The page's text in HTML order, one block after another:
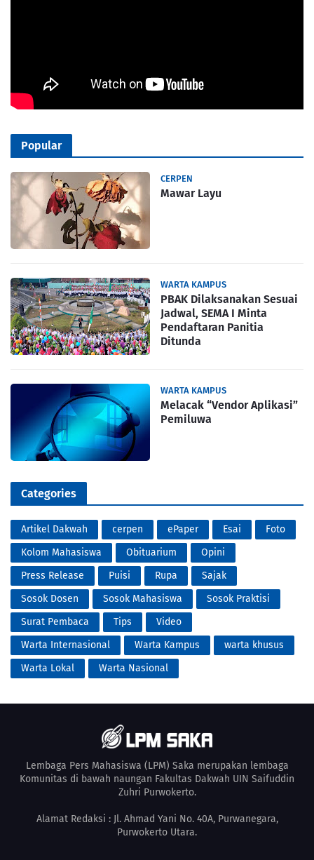
Popular
CERPEN
Mawar Layu
WARTA KAMPUS
PBAK Dilaksanakan Sesuai
Jadwal, SEMA I Minta
Pendaftaran Panitia
Ditunda
WARTA KAMPUS
Melacak “Vendor Aplikasi”
Pemiluwa
Categories
Artikel Dakwah cerpen ePaper Esai
Foto
Kolom Mahasiswa
Obituarium
Opini
Press Release
Puisi Rupa
Sajak
Sosok Dosen
Sosok Mahasiswa
Sosok Praktisi
Surat Pembaca
Tips
Video
Warta Internasional
Warta Kampus
warta khusus
Warta Lokal
Warta Nasional
Lembaga Pers Mahasiswa (LPM) Saka merupakan lembaga
Komunitas di bawah naungan Fakultas Dakwah UIN Saifuddin
Zuhri Purwokerto.
Alamat Redaksi : Jl. Ahmad Yani No. 40A, Purwanegara,
Purwokerto Utara.